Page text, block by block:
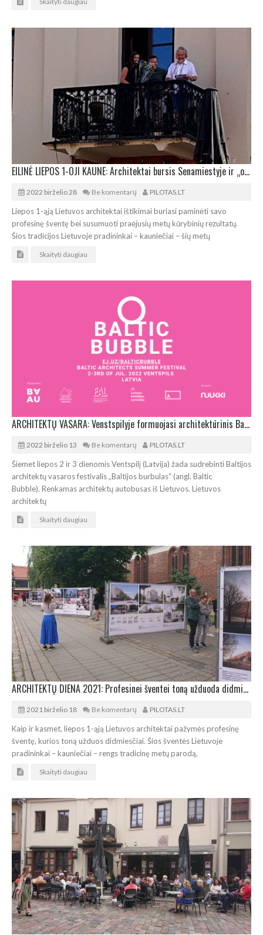
EILINĖ LIEPOS 1-OJI KAUNE: Architektai bursis Senamiestyje ir „okupuos“ Kulautuvą
2022 birželio 28 Be komentarų PILOTAS.LT
Liepos 1-ąją Lietuvos architektai ištikimai buriasi paminėti savo
profesinę šventę bei susumuoti praėjusių metų kūrybinių rezultatų.
Šios tradicijos Lietuvoje pradininkai – kauniečiai – šių metų
Skaityti daugiau
ARCHITEKTŲ VASARA: Venstspilyje formuojasi architektūrinis Baltijos burbulas
2022 birželio 13 Be komentarų PILOTAS.LT
Šiemet liepos 2 ir 3 dienomis Ventspilį (Latvija) žada sudrebinti Baltijos
architektų vasaros festivalis „Baltijos burbulas“ (angl. Baltic
Bubble). Renkamas architektų autobusas iš Lietuvos. Lietuvos
architektų
Skaityti daugiau
ARCHITEKTŲ DIENA 2021: Profesinei šventei toną užduoda didmiesčiai
2021 birželio 18 Be komentarų PILOTAS.LT
Kaip ir kasmet, liepos 1-ąją Lietuvos architektai pažymės profesinę
šventę, kurios toną užduos didmiesčiai. Šios šventės Lietuvoje
pradininkai – kauniečiai – rengs tradicinę metų parodą,
Skaityti daugiau